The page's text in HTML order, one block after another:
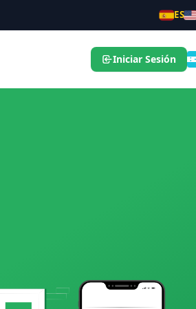
ES
Iniciar Sesión